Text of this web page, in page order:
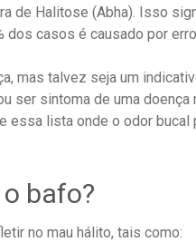
de Halitose (Abha). Isso
casos é causado por
mas talvez seja um
ser sintoma de uma
essa lista onde o odor bucal
bafo?
no mau hálito, tais como: